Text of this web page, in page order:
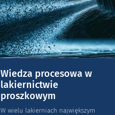
Wiedza procesowa w
lakiernictwie
proszkowym
W wielu lakierniach największym